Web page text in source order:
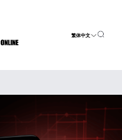
繁体中文